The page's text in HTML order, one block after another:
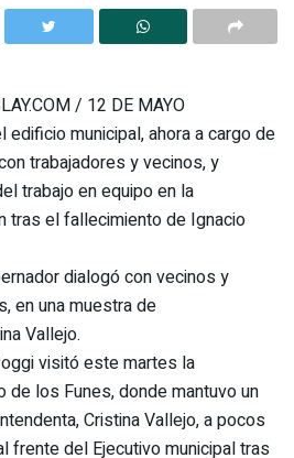
/ 12 DE MAYO
edificio municipal, ahora a cargo de
trabajadores y vecinos, y
trabajo en equipo en la
tras el fallecimiento de Ignacio
dialogó con vecinos y
en una muestra de
Vallejo.
visitó este martes la
de los Funes, donde mantuvo un
Cristina Vallejo, a pocos
frente del Ejecutivo municipal tras